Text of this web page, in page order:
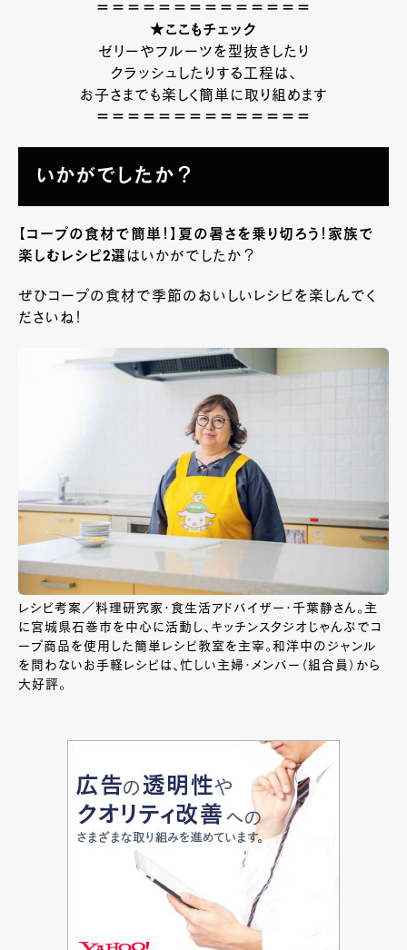
＝＝＝＝＝＝＝＝＝＝＝＝＝＝
★ここもチェック
ゼリーやフルーツを型抜きしたり
クラッシュしたりする工程は、
お子さまでも楽しく簡単に取り組めます
＝＝＝＝＝＝＝＝＝＝＝＝＝＝
いかがでしたか？
【コープの食材で簡単！】夏の暑さを乗り切ろう！家族で
楽しむレシピ2選 はいかがでしたか？
ぜひコープの食材で季節のおいしいレシピを楽しんでく
ださいね！
レシピ考案／料理研究家・食生活アドバイザー・千葉静さん。主
に宮城県石巻市を中心に活動し、キッチンスタジオじゃんぷでコ
ープ商品を使用した簡単レシピ教室を主宰。和洋中のジャンル
を問わないお手軽レシピは、忙しい主婦・メンバー（組合員）から
大好評。